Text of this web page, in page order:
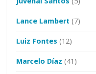
Lance Lambert (7)
Luiz Fontes (12)
Marcelo Díaz (41)